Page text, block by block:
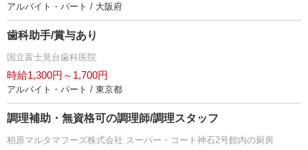
アルバイト・パート / 大阪府
歯科助手/賞与あり
国立富士見台歯科医院
時給1,300円～1,700円
アルバイト・パート / 東京都
調理補助・無資格可の調理師/調理スタッフ
柏原マルタマフーズ株式会社 スーパー・コート神石2号館内の厨房